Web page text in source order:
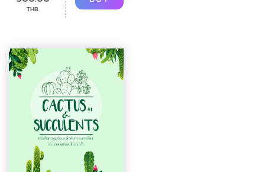
THB.